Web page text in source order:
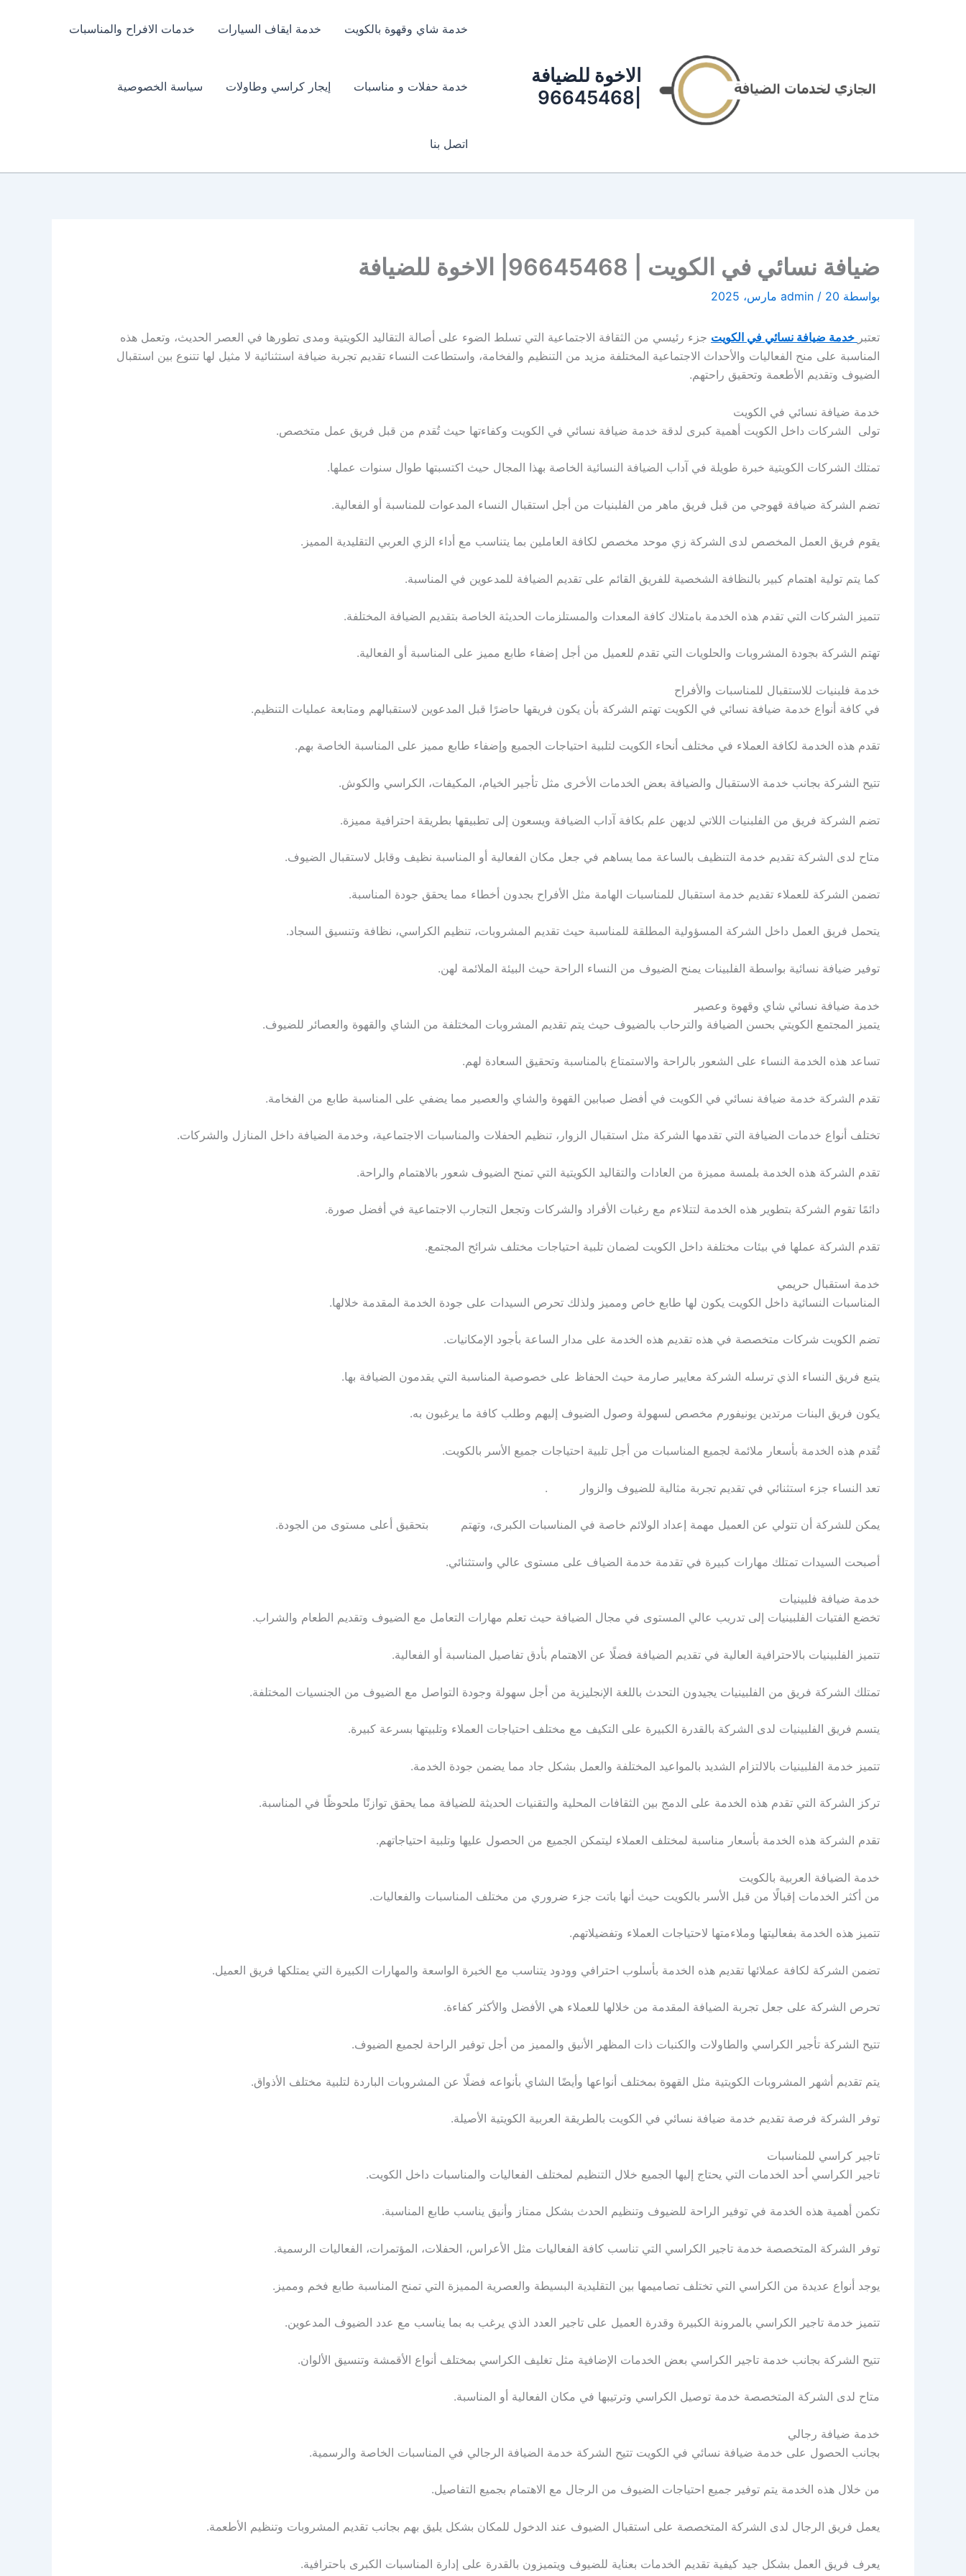
الاخوة للضيافة
خدمة شاي وقهوة بالكويت خدمة ايقاف السيارات خدمات الافراح والمناسبات
خدمة حفلات و مناسبات إيجار كراسي وطاولات سياسة الخصوصية
اتصل بنا
ضيافة نسائي في الكويت | 96645468| الاخوة للضيافة
بواسطة admin / 20 مارس، 2025
تعتبر خدمة ضيافة نسائي في الكويت جزء رئيسي من الثقافة الاجتماعية التي تسلط الضوء على أصالة التقاليد الكويتية ومدى تطورها في العصر الحديث، وتعمل هذه
المناسبة على منح الفعاليات والأحداث الاجتماعية المختلفة مزيد من التنظيم والفخامة، واستطاعت النساء تقديم تجربة ضيافة استثنائية لا مثيل لها تتنوع بين استقبال
الضيوف وتقديم الأطعمة وتحقيق راحتهم.
خدمة ضيافة نسائي في الكويت
تولى الشركات داخل الكويت أهمية كبرى لدقة خدمة ضيافة نسائي في الكويت وكفاءتها حيث تُقدم من قبل فريق عمل متخصص.
تمتلك الشركات الكويتية خبرة طويلة في آداب الضيافة النسائية الخاصة بهذا المجال حيث اكتسبتها طوال سنوات عملها.
تضم الشركة ضيافة قهوجي من قبل فريق ماهر من الفلبنيات من أجل استقبال النساء المدعوات للمناسبة أو الفعالية.
يقوم فريق العمل المخصص لدى الشركة زي موحد مخصص لكافة العاملين بما يتناسب مع أداء الزي العربي التقليدية المميز.
كما يتم تولية اهتمام كبير بالنظافة الشخصية للفريق القائم على تقديم الضيافة للمدعوين في المناسبة.
تتميز الشركات التي تقدم هذه الخدمة بامتلاك كافة المعدات والمستلزمات الحديثة الخاصة بتقديم الضيافة المختلفة.
تهتم الشركة بجودة المشروبات والحلويات التي تقدم للعميل من أجل إضفاء طابع مميز على المناسبة أو الفعالية.
خدمة فلبنيات للاستقبال للمناسبات والأفراح
في كافة أنواع خدمة ضيافة نسائي في الكويت تهتم الشركة بأن يكون فريقها حاضرًا قبل المدعوين لاستقبالهم ومتابعة عمليات التنظيم.
تقدم هذه الخدمة لكافة العملاء في مختلف أنحاء الكويت لتلبية احتياجات الجميع وإضفاء طابع مميز على المناسبة الخاصة بهم.
تتيح الشركة بجانب خدمة الاستقبال والضيافة بعض الخدمات الأخرى مثل تأجير الخيام، المكيفات، الكراسي والكوش.
تضم الشركة فريق من الفلبنيات اللاتي لديهن علم بكافة آداب الضيافة ويسعون إلى تطبيقها بطريقة احترافية مميزة.
متاح لدى الشركة تقديم خدمة التنظيف بالساعة مما يساهم في جعل مكان الفعالية أو المناسبة نظيف وقابل لاستقبال الضيوف.
تضمن الشركة للعملاء تقديم خدمة استقبال للمناسبات الهامة مثل الأفراح بجدون أخطاء مما يحقق جودة المناسبة.
يتحمل فريق العمل داخل الشركة المسؤولية المطلقة للمناسبة حيث تقديم المشروبات، تنظيم الكراسي، نظافة وتنسيق السجاد.
توفير ضيافة نسائية بواسطة الفلبينات يمنح الضيوف من النساء الراحة حيث البيئة الملائمة لهن.
خدمة ضيافة نسائي شاي وقهوة وعصير
يتميز المجتمع الكويتي بحسن الضيافة والترحاب بالضيوف حيث يتم تقديم المشروبات المختلفة من الشاي والقهوة والعصائر للضيوف.
تساعد هذه الخدمة النساء على الشعور بالراحة والاستمتاع بالمناسبة وتحقيق السعادة لهم.
تقدم الشركة خدمة ضيافة نسائي في الكويت في أفضل صبابين القهوة والشاي والعصير مما يضفي على المناسبة طابع من الفخامة.
تختلف أنواع خدمات الضيافة التي تقدمها الشركة مثل استقبال الزوار، تنظيم الحفلات والمناسبات الاجتماعية، وخدمة الضيافة داخل المنازل والشركات.
تقدم الشركة هذه الخدمة بلمسة مميزة من العادات والتقاليد الكويتية التي تمنح الضيوف شعور بالاهتمام والراحة.
دائمًا تقوم الشركة بتطوير هذه الخدمة لتتلاءم مع رغبات الأفراد والشركات وتجعل التجارب الاجتماعية في أفضل صورة.
تقدم الشركة عملها في بيئات مختلفة داخل الكويت لضمان تلبية احتياجات مختلف شرائح المجتمع.
خدمة استقبال حريمي
المناسبات النسائية داخل الكويت يكون لها طابع خاص ومميز ولذلك تحرص السيدات على جودة الخدمة المقدمة خلالها.
تضم الكويت شركات متخصصة في هذه تقديم هذه الخدمة على مدار الساعة بأجود الإمكانيات.
يتبع فريق النساء الذي ترسله الشركة معايير صارمة حيث الحفاظ على خصوصية المناسبة التي يقدمون الضيافة بها.
يكون فريق البنات مرتدين يونيفورم مخصص لسهولة وصول الضيوف إليهم وطلب كافة ما يرغبون به.
تُقدم هذه الخدمة بأسعار ملائمة لجميع المناسبات من أجل تلبية احتياجات جميع الأسر بالكويت.
تعد النساء جزء استثنائي في تقديم تجربة مثالية للضيوف والزوار .
يمكن للشركة أن تتولي عن العميل مهمة إعداد الولائم خاصة في المناسبات الكبرى، وتهتم بتحقيق أعلى مستوى من الجودة.
أصبحت السيدات تمتلك مهارات كبيرة في تقدمة خدمة الضياف على مستوى عالي واستثنائي.
خدمة ضيافة فلبينيات
تخضع الفتيات الفلبينيات إلى تدريب عالي المستوى في مجال الضيافة حيث تعلم مهارات التعامل مع الضيوف وتقديم الطعام والشراب.
تتميز الفلبينيات بالاحترافية العالية في تقديم الضيافة فضلًا عن الاهتمام بأدق تفاصيل المناسبة أو الفعالية.
تمتلك الشركة فريق من الفلبينيات يجيدون التحدث باللغة الإنجليزية من أجل سهولة وجودة التواصل مع الضيوف من الجنسيات المختلفة.
يتسم فريق الفلبينيات لدى الشركة بالقدرة الكبيرة على التكيف مع مختلف احتياجات العملاء وتلبيتها بسرعة كبيرة.
تتميز خدمة الفلبينيات بالالتزام الشديد بالمواعيد المختلفة والعمل بشكل جاد مما يضمن جودة الخدمة.
تركز الشركة التي تقدم هذه الخدمة على الدمج بين الثقافات المحلية والتقنيات الحديثة للضيافة مما يحقق توازنًا ملحوظًا في المناسبة.
تقدم الشركة هذه الخدمة بأسعار مناسبة لمختلف العملاء ليتمكن الجميع من الحصول عليها وتلبية احتياجاتهم.
خدمة الضيافة العربية بالكويت
من أكثر الخدمات إقبالًا من قبل الأسر بالكويت حيث أنها باتت جزء ضروري من مختلف المناسبات والفعاليات.
تتميز هذه الخدمة بفعاليتها وملاءمتها لاحتياجات العملاء وتفضيلاتهم.
تضمن الشركة لكافة عملائها تقديم هذه الخدمة بأسلوب احترافي وودود يتناسب مع الخبرة الواسعة والمهارات الكبيرة التي يمتلكها فريق العميل.
تحرص الشركة على جعل تجربة الضيافة المقدمة من خلالها للعملاء هي الأفضل والأكثر كفاءة.
تتيح الشركة تأجير الكراسي والطاولات والكنبات ذات المظهر الأنيق والمميز من أجل توفير الراحة لجميع الضيوف.
يتم تقديم أشهر المشروبات الكويتية مثل القهوة بمختلف أنواعها وأيضًا الشاي بأنواعه فضلًا عن المشروبات الباردة لتلبية مختلف الأذواق.
توفر الشركة فرصة تقديم خدمة ضيافة نسائي في الكويت بالطريقة العربية الكويتية الأصيلة.
تاجير كراسي للمناسبات
تاجير الكراسي أحد الخدمات التي يحتاج إليها الجميع خلال التنظيم لمختلف الفعاليات والمناسبات داخل الكويت.
تكمن أهمية هذه الخدمة في توفير الراحة للضيوف وتنظيم الحدث بشكل ممتاز وأنيق يناسب طابع المناسبة.
توفر الشركة المتخصصة خدمة تاجير الكراسي التي تناسب كافة الفعاليات مثل الأعراس، الحفلات، المؤتمرات، الفعاليات الرسمية.
يوجد أنواع عديدة من الكراسي التي تختلف تصاميمها بين التقليدية البسيطة والعصرية المميزة التي تمنح المناسبة طابع فخم ومميز.
تتميز خدمة تاجير الكراسي بالمرونة الكبيرة وقدرة العميل على تاجير العدد الذي يرغب به بما يناسب مع عدد الضيوف المدعوين.
تتيح الشركة بجانب خدمة تاجير الكراسي بعض الخدمات الإضافية مثل تغليف الكراسي بمختلف أنواع الأقمشة وتنسيق الألوان.
متاح لدى الشركة المتخصصة خدمة توصيل الكراسي وترتيبها في مكان الفعالية أو المناسبة.
خدمة ضيافة رجالي
بجانب الحصول على خدمة ضيافة نسائي في الكويت تتيح الشركة خدمة الضيافة الرجالي في المناسبات الخاصة والرسمية.
من خلال هذه الخدمة يتم توفير جميع احتياجات الضيوف من الرجال مع الاهتمام بجميع التفاصيل.
يعمل فريق الرجال لدى الشركة المتخصصة على استقبال الضيوف عند الدخول للمكان بشكل يليق بهم بجانب تقديم المشروبات وتنظيم الأطعمة.
يعرف فريق العمل بشكل جيد كيفية تقديم الخدمات بعناية للضيوف ويتميزون بالقدرة على إدارة المناسبات الكبرى باحترافية.